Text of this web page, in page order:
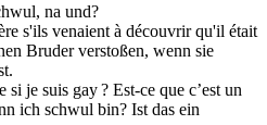
, na und?
s'ils venaient à découvrir qu'il était
Bruder verstoßen, wenn sie
si je suis gay? Est-ce que c’est un
ich schwul bin? Ist das ein